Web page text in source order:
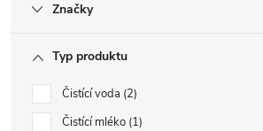
Značky
Typ produktu
Čistící voda 2
Čistící mléko 1